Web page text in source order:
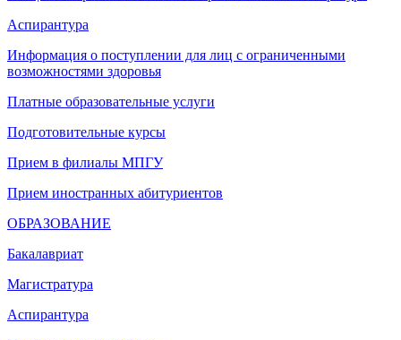
Аспирантура
Информация о поступлении для лиц с ограниченными
возможностями здоровья
Платные образовательные услуги
Подготовительные курсы
Прием в филиалы МПГУ
Прием иностранных абитуриентов
ОБРАЗОВАНИЕ
Бакалавриат
Магистратура
Аспирантура